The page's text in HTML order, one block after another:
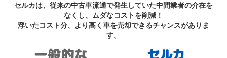
セルカは、従来の中古車流通で発生していた中間業者の介在を
なくし、ムダなコストを削減！
浮いたコスト分、より高く車を売却できるチャンスがありま
す。